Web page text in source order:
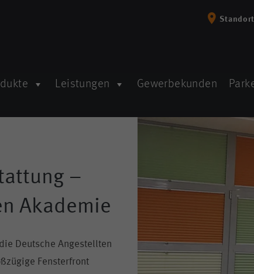
Leistungen Gewerbekunden
–
Akademie
Deutsche Angestellten
Fensterfront